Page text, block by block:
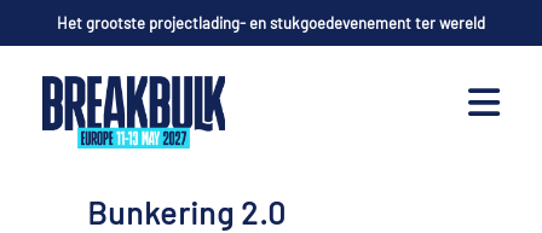
Het grootste projectlading- en stukgoedevenement ter wereld
Bunkering 2.0